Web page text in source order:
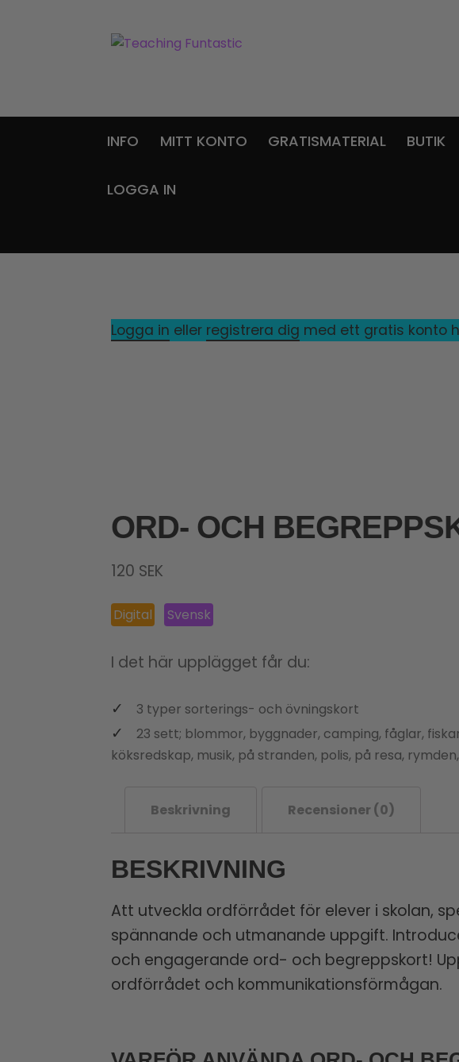
Hoppa
Gå
INFO MITT KONTO GRATISMATERIAL BUTIK
LOGGA IN
Logga in eller registrera dig med ett gratis konto
ORD- OCH
120 SEK
Digital Svensk
I det här upplägget får du:
3 typer sorterings- och övningskort
23 sett; blommor, byggnader, camping, fåglar,
köksredskap, musik, på stranden, polis, på resa,
Beskrivning Recensioner (0)
BESKRIVNING
Att utveckla ordförrådet för elever i skolan,
spännande och utmanande uppgift.
och engagerande ord- och begreppskort!
ordförrådet och kommunikationsförmågan.